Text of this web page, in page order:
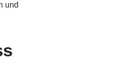
und